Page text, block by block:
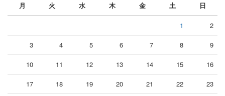
月
火 水 木 金 土 日
1 2
3 4 5 6 7 8 9
10 11 12 13 14 15 16
17 18 19 20 21 22 23